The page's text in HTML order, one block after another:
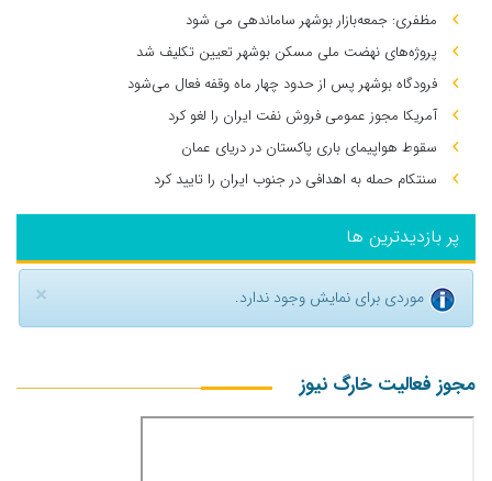
مظفری: جمعه‌بازار بوشهر ساماندهی می‌ شود
پروژه‌های نهضت ملی مسکن بوشهر تعیین تکلیف شد
فرودگاه بوشهر پس از حدود چهار ماه وقفه فعال می‌شود
آمریکا مجوز عمومی فروش نفت ایران را لغو کرد
سقوط هواپیمای باری پاکستان در دریای عمان
سنتکام حمله به اهدافی در جنوب ایران را تایید کرد
پر بازدیدترین ها
× موردی برای نمایش وجود ندارد.
مجوز فعالیت خارگ نیوز